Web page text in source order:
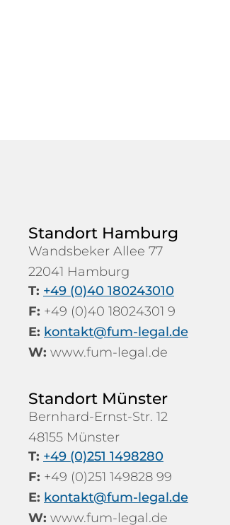
Standort Hamburg
Wandsbeker Allee 77
22041 Hamburg
T: +49 (0)40 180243010
F: +49 (0)40 18024301 9
E: kontakt@fum-legal.de
W: www.fum-legal.de
Standort Münster
Bernhard-Ernst-Str. 12
48155 Münster
T: +49 (0)251 1498280
F: +49 (0)251 149828 99
E: kontakt@fum-legal.de
W: www.fum-legal.de